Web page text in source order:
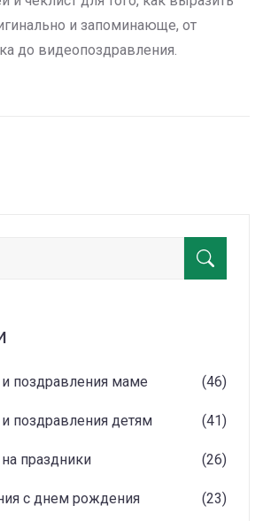
и запоминающе, от
до видеопоздравления.
поздравления маме (46)
поздравления детям (41)
праздники (26)
с днем рождения (23)